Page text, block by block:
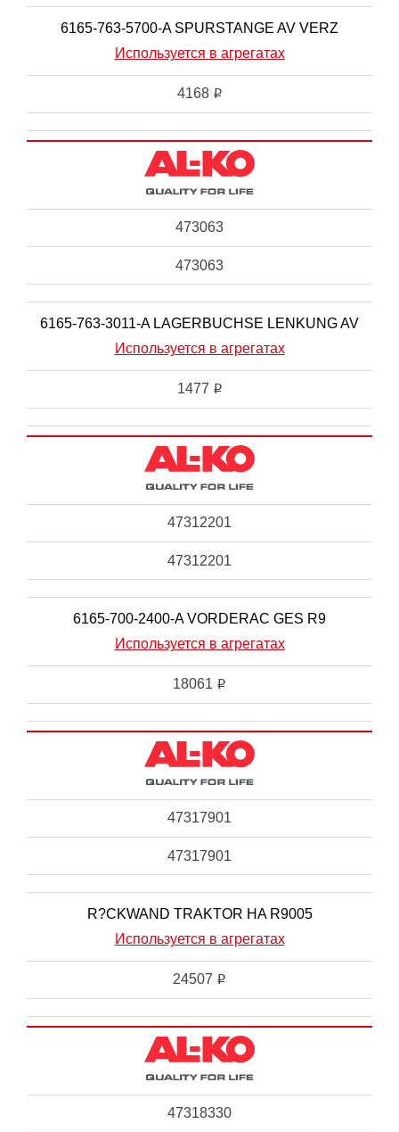
6165-763-5700-A SPURSTANGE AV VERZ
Используется в агрегатах
4168 i
473063
473063
6165-763-3011-A LAGERBUCHSE LENKUNG AV
Используется в агрегатах
1477 i
47312201
47312201
6165-700-2400-A VORDERAC GES R9
Используется в агрегатах
18061 i
47317901
47317901
R?CKWAND TRAKTOR HA R9005
Используется в агрегатах
24507 i
47318330